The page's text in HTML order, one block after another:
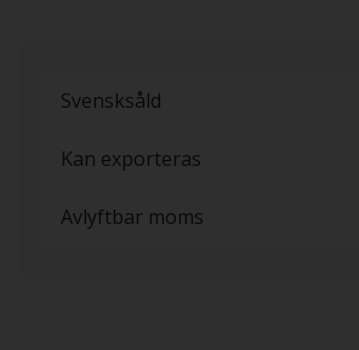
Svensksåld
Kan exporteras
Avlyftbar moms